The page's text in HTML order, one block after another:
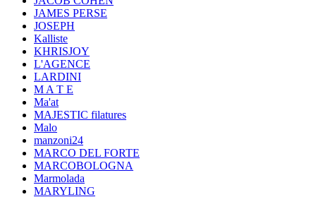
JAMES PERSE
JOSEPH
Kalliste
KHRISJOY
L'AGENCE
LARDINI
M A T E
Ma'at
MAJESTIC filatures
Malo
manzoni24
MARCO DEL FORTE
MARCOBOLOGNA
Marmolada
MARYLING